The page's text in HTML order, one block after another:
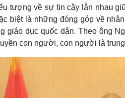
tượng về sự tin cậy lẫn nhau
biệt là những đóng góp về
giáo dục quốc dân. Theo ông
con người, con người là